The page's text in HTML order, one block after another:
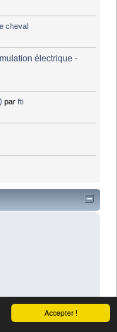
Accepter !
cheval
électrique -
parfti